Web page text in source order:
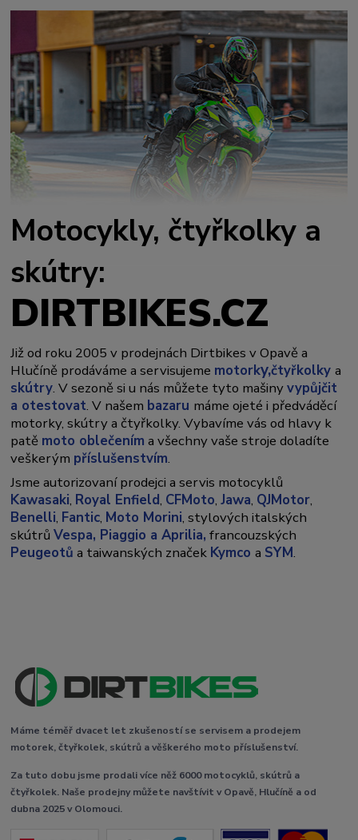
Motocykly, čtyřkolky a
skútry:
DIRTBIKES.CZ
Již od roku 2005 v prodejnách Dirtbikes v Opavě a
Hlučíně prodáváme a servisujeme motorky,čtyřkolkya
skútry. V sezoně si u nás můžete tyto mašinyvypůjčit
a otestovat. V našem bazaru máme ojeté i předváděcí
motorky, skútry a čtyřkolky. Vybavíme vás od hlavy k
patě moto oblečením a všechny vaše stroje doladíte
veškerým příslušenstvím.
Jsme autorizovaní prodejci a servis motocyklů
Kawasaki, Royal Enfield, CFMoto,Jawa, QJMotor,
Benelli, Fantic, Moto Morini, stylových italských
skútrůVespa, Piaggio a Aprilia, francouzských
Peugeotů a taiwanských značek Kymcoa SYM.
Máme téměř dvacet let zkušeností se servisem a prodejem
motorek, čtyřkolek, skútrů a věškerého moto příslušenství.
Za tuto dobu jsme prodali více něž 6000 motocyklů, skútrů a
čtyřkolek. Naše prodejny můžete navštívit v Opavě, Hlučíně a od
dubna 2025 v Olomouci.